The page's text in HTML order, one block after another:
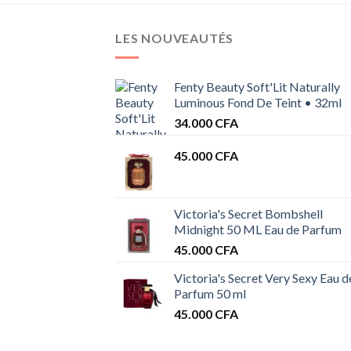
LES NOUVEAUTÉS
Fenty Beauty Soft'Lit Naturally
Luminous Fond De Teint • 32ml
34.000 CFA
45.000 CFA
Victoria's Secret Bombshell
Midnight 50 ML Eau de Parfum
45.000 CFA
Victoria's Secret Very Sexy Eau
Parfum 50 ml
45.000 CFA